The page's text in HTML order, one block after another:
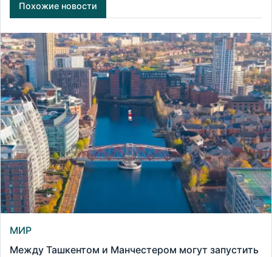
Похожие новости
МИР
Между Ташкентом и Манчестером могут запустить